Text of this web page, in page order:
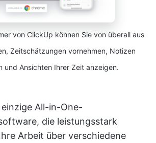
von ClickUp können Sie von überall aus
Zeitschätzungen vornehmen, Notizen
und Ansichten Ihrer Zeit anzeigen.
All-in-One-
die leistungsstark
Arbeit über verschiedene